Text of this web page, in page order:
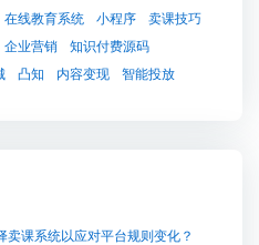
在线教育系统 小程序
卖课技巧
企业营销
知识付费源码
凸知 内容变现 智能投放
课系统以应对平台规则变化？